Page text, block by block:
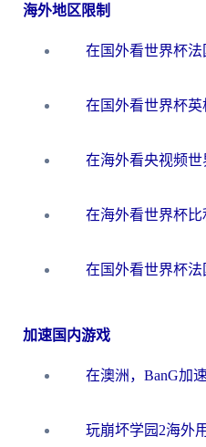
海外地区限制
加速国内游戏